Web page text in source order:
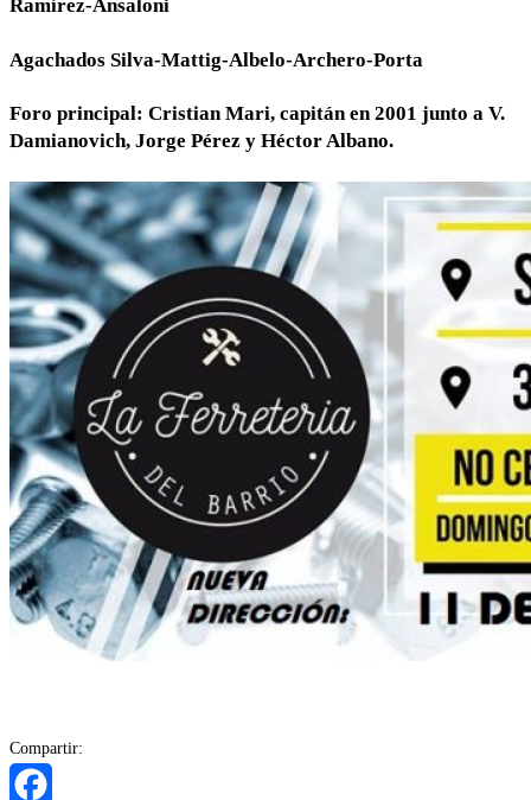
Ramírez-Ansaloni
Agachados Silva-Mattig-Albelo-Archero-Porta
Foro principal: Cristian Mari, capitán en 2001 junto a V.
Damianovich, Jorge Pérez y Héctor Albano.
Compartir: